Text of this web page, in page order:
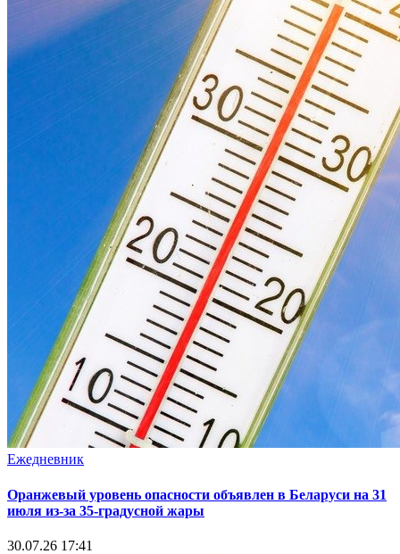
Ежедневник
Оранжевый уровень опасности объявлен в Беларуси на 31
июля из‑за 35‑градусной жары
30.07.26 17:41